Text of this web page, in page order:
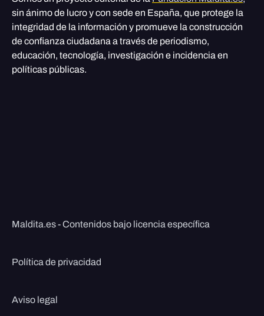
sin ánimo de lucro y con sede en España, que protege la
integridad de la información y promueve la construcción
de confianza ciudadana a través de periodismo,
educación, tecnología, investigación e incidencia en
políticas públicas.
Maldita.es - Contenidos bajo licencia específica
Política de privacidad
Aviso legal